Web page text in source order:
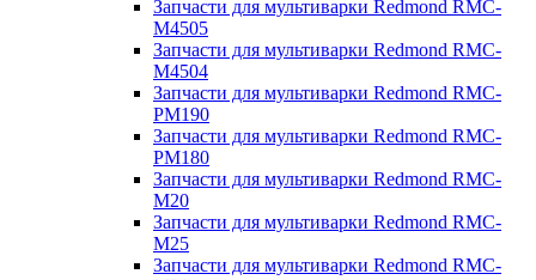
Запчасти для мультиварки Redmond RMC-
M4505
Запчасти для мультиварки Redmond RMC-
M4504
Запчасти для мультиварки Redmond RMC-
PM190
Запчасти для мультиварки Redmond RMC-
PM180
Запчасти для мультиварки Redmond RMC-
M20
Запчасти для мультиварки Redmond RMC-
M25
Запчасти для мультиварки Redmond RMC-